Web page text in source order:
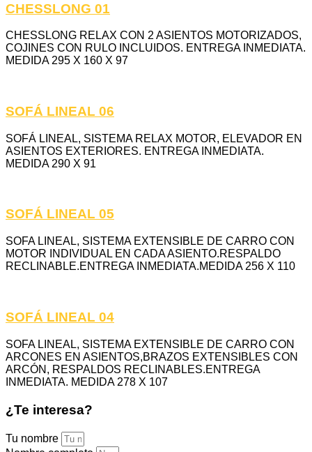
CHESSLONG 01
CHESSLONG RELAX CON 2 ASIENTOS MOTORIZADOS,
COJINES CON RULO INCLUIDOS. ENTREGA INMEDIATA.
MEDIDA 295 X 160 X 97
SOFÁ LINEAL 06
SOFÁ LINEAL, SISTEMA RELAX MOTOR, ELEVADOR EN
ASIENTOS EXTERIORES. ENTREGA INMEDIATA.
MEDIDA 290 X 91
SOFÁ LINEAL 05
SOFA LINEAL, SISTEMA EXTENSIBLE DE CARRO CON
MOTOR INDIVIDUAL EN CADA ASIENTO.RESPALDO
RECLINABLE.ENTREGA INMEDIATA.MEDIDA 256 X 110
SOFÁ LINEAL 04
SOFA LINEAL, SISTEMA EXTENSIBLE DE CARRO CON
ARCONES EN ASIENTOS,BRAZOS EXTENSIBLES CON
ARCÓN, RESPALDOS RECLINABLES.ENTREGA
INMEDIATA. MEDIDA 278 X 107
¿Te interesa?
Tu nombre